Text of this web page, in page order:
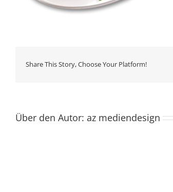
Share This Story, Choose Your Platform!
Über den Autor: az mediendesign